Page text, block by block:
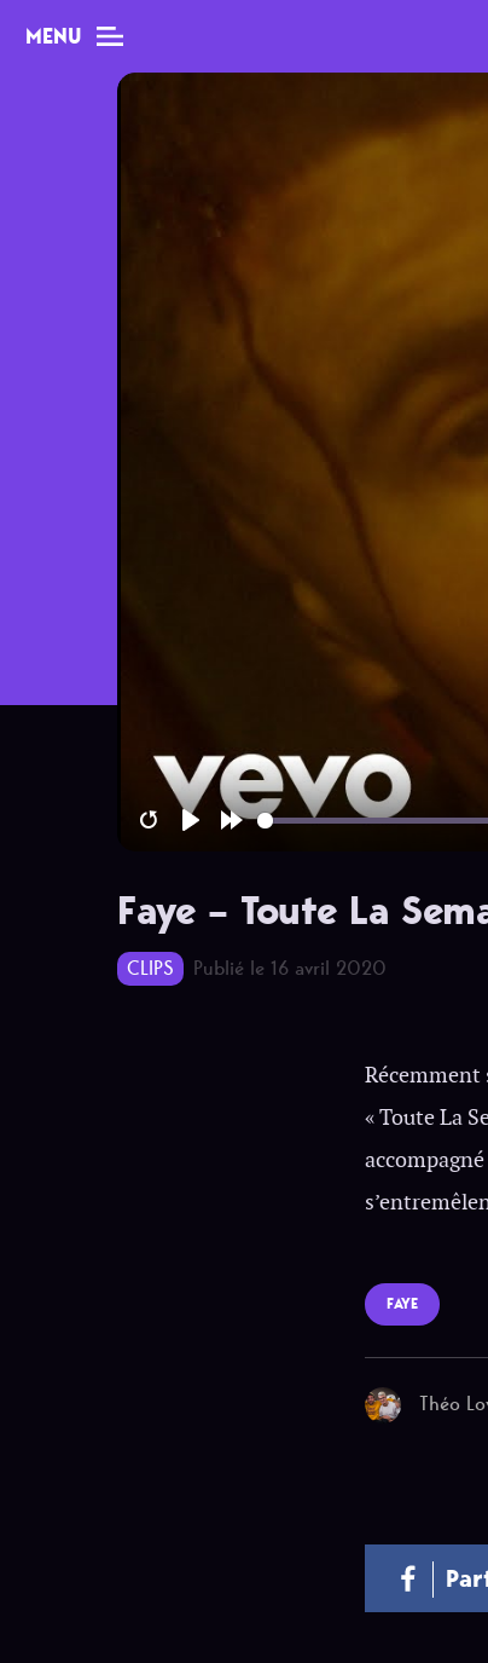
MENU
MAG
Tops
Chroniques
Faye – Toute La
CLIPS Publié le 16 avril 2020
Récemment
« Toute La
FAYE
Théo